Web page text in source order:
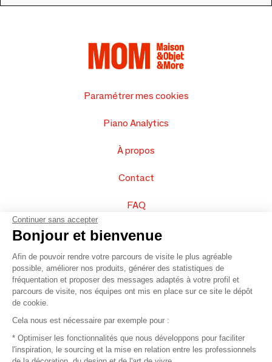
Paramétrer mes cookies
Piano Analytics
À propos
Contact
FAQ
Vendez vos produits
Plan du site
© 2016 –Organisation SAFI
Recrutement
Continuer sans accepter
Bonjour et bienvenue
Afin de pouvoir rendre votre parcours de visite le plus agréable
possible, améliorer nos produits, générer des statistiques de
fréquentation et proposer des messages adaptés à votre profil et
parcours de visite, nos équipes ont mis en place sur ce site le dépôt
de cookie.
Cela nous est nécessaire par exemple pour :
* Optimiser les fonctionnalités que nous développons pour faciliter
l'inspiration, le sourcing et la mise en relation entre les professionnels